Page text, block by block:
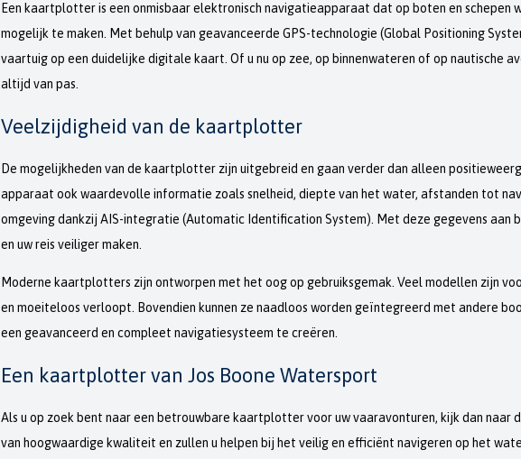
Een kaartplotter is een onmisbaar elektronisch navigatieapparaat dat op boten en schepen
mogelijk te maken. Met behulp van geavanceerde GPS-technologie (Global Positioning
vaartuig op een duidelijke digitale kaart. Of u nu op zee, op binnenwateren of op nautische
altijd van pas.
Veelzijdigheid van de kaartplotter
De mogelijkheden van de kaartplotter zijn uitgebreid en gaan verder dan alleen
apparaat ook waardevolle informatie zoals snelheid, diepte van het water, afstanden tot
omgeving dankzij AIS-integratie (Automatic Identification System). Met deze gegevens aan
en uw reis veiliger maken.
Moderne kaartplotters zijn ontworpen met het oog op gebruiksgemak. Veel modellen zijn
en moeiteloos verloopt. Bovendien kunnen ze naadloos worden geïntegreerd met andere
een geavanceerd en compleet navigatiesysteem te creëren.
Een kaartplotter van Jos Boone Watersport
Als u op zoek bent naar een betrouwbare kaartplotter voor uw vaaravonturen, kijk dan
van hoogwaardige kwaliteit en zullen u helpen bij het veilig en efficiënt navigeren op het